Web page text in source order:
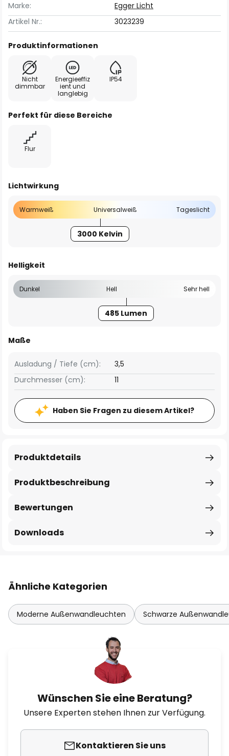
Marke:
Egger Licht
Artikel Nr.:
3023239
Produktinformationen
Nicht
dimmbar
Energieeffiz
ient und
langlebig
IP54
Perfekt für diese Bereiche
Flur
Lichtwirkung
Warmweiß Universalweiß Tageslicht
3000 Kelvin
Helligkeit
Dunkel Hell Sehr hell
485 Lumen
Maße
Ausladung / Tiefe (cm):
3,5
Durchmesser (cm):
11
Haben Sie Fragen zu diesem Artikel?
Produktbeschreibung
Produktdetails
Bewertungen
Downloads
Ähnliche Kategorien
Moderne Außenwandleuchten Schwarze
Wünschen Sie eine Beratung?
Unsere Experten stehen Ihnen zur Verfügung.
Kontaktieren Sie uns